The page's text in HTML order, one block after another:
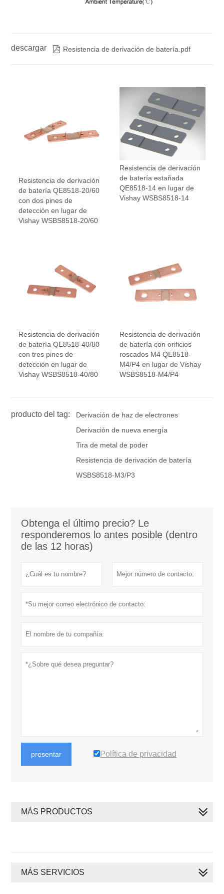
descargar  Resistencia de derivación de batería.pdf
Resistencia de derivación
de batería QE8518-20/60
con dos pines de
detección en lugar de
Vishay WSBS8518-20/60
Resistencia de derivación
de batería estañada
QE8518-14 en lugar de
Vishay WSBS8518-14
Resistencia de derivación
de batería QE8518-40/80
con tres pines de
detección en lugar de
Vishay WSBS8518-40/80
Resistencia de derivación
de batería con orificios
roscados M4 QE8518-
M4/P4 en lugar de Vishay
WSBS8518-M4/P4
producto del tag:
Derivación de haz de electrones
Derivación de nueva energía
Tira de metal de poder
Resistencia de derivación de batería
WSBS8518-M3/P3
Obtenga el último precio? Le
responderemos lo antes posible (dentro
de las 12 horas)
presentar Política de privacidad
MÁS PRODUCTOS
MÁS SERVICIOS